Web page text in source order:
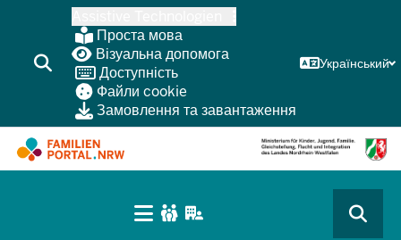
основного
змісту
Проста мова
Візуальна допомога
Доступність
Файли cookie
Замовлення та завантаження
Український
CURRENT SECTION ДЛЯ КОМПАНІЙ/
CURRENT SECTION ДЛЯ СІМЕЙ
(BÜRGERBEREICH